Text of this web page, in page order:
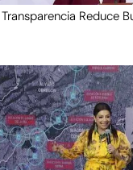
Reduce